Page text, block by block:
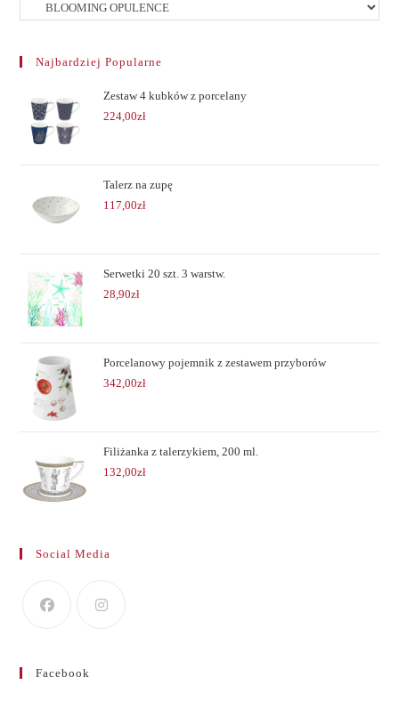
Najbardziej Popularne
Zestaw 4 kubków z porcelany
224,00zł
Talerz na zupę
117,00zł
Serwetki 20 szt. 3 warstw.
28,90zł
Porcelanowy pojemnik z zestawem przyborów
342,00zł
Filiżanka z talerzykiem, 200 ml.
132,00zł
Social Media
Facebook